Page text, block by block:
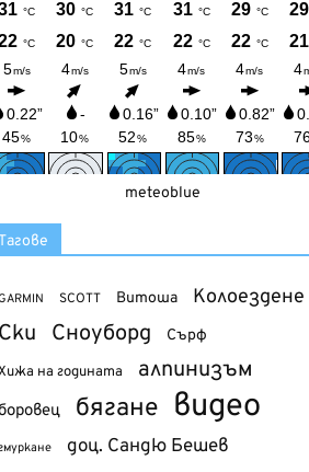
meteoblue
SCOTT Витоша Колоездене
Сноуборд Сърф
на годината алпинизъм
бягане видео
доц. Сандю Бешев